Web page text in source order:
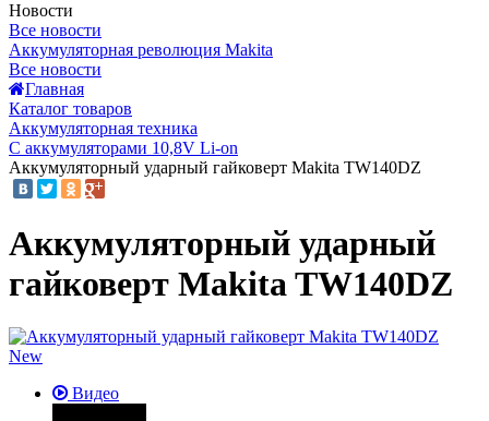
Новости
Все новости
Аккумуляторная революция Makita
Все новости
Главная
Каталог товаров
Аккумуляторная техника
С аккумуляторами 10,8V Li-on
Аккумуляторный ударный гайковерт Makita TW140DZ
Аккумуляторный ударный
гайковерт Makita TW140DZ
New
Видео